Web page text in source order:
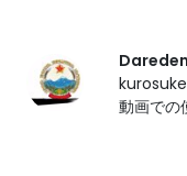
動画での